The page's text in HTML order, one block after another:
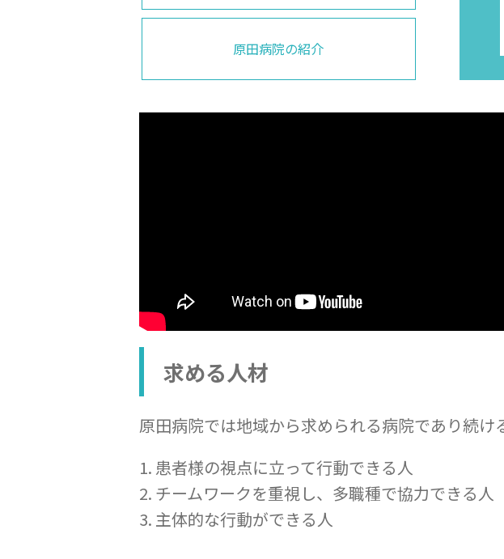
採用サイト TOP
原田病院の紹介
求める人材
原田病院では地域から求められる病院であり続け
1. 患者様の視点に立って行動できる人
2. チームワークを重視し、多職種で協力できる人
3. 主体的な行動ができる人